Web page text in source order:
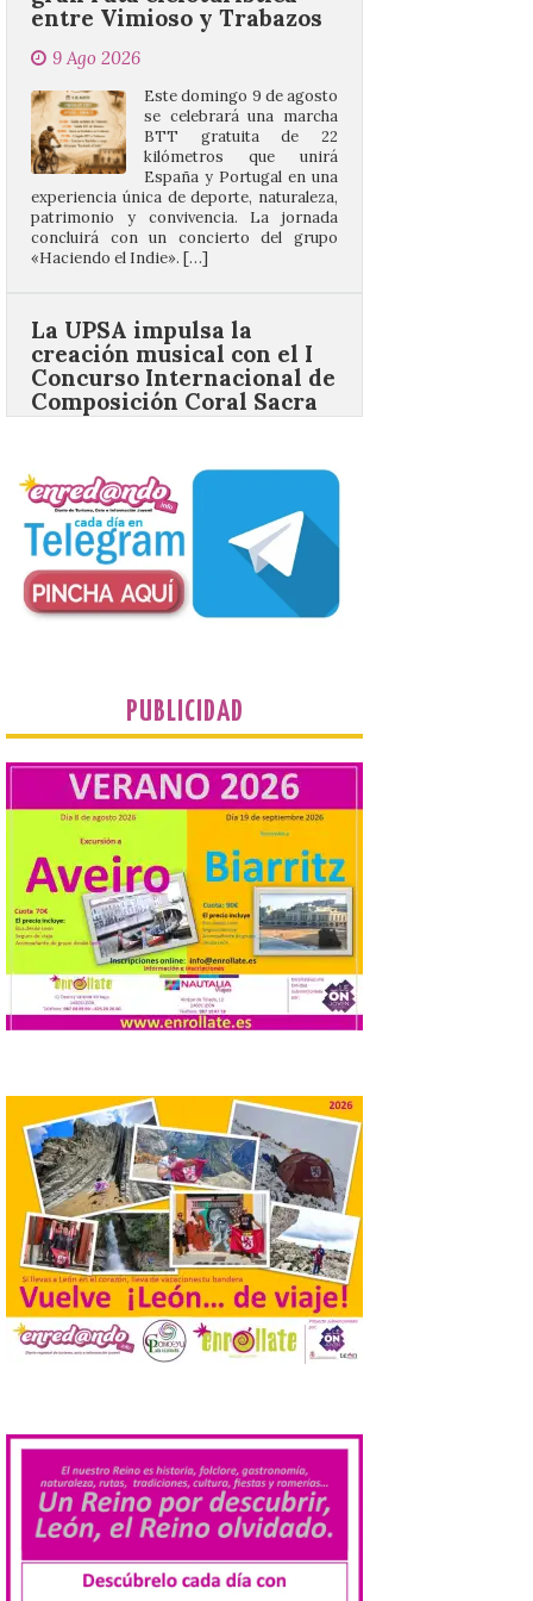
Este domingo 9 de agosto
kilómetros que unirá
España y Portugal en una
experiencia única de deporte, naturaleza,
patrimonio y convivencia. La jornada
concluirá con un concierto del grupo
«Haciendo el Indie». […]
La UPSA impulsa la
Composición Coral Sacra
8 Ago 2026
Este certamen,
Sacra de la Universidad
Pontificia de Salamanca
(UPSA), premiará composiciones
inéditas, destinadas a coro, con un
premio de 3.000 euros. Las candidaturas
podrán presentarse hasta el 30 de
noviembre. La Universidad, a […]
especializado y
profesional de bomberos
forestales en el País
Leonés
8 Ago 2026
Conceyu «se opone
frontalmente a quienes,
desde esta
“descomunidad”
antinatural, artificial e
híbrida de Castilla y León, niegan el
cambio climático y anteponen el fomento
de la tauromaquia a una prevención real
de los incendios. Conceyu Pais Llionés
Santander aconseja acudir
a pie o en transporte
público y evitar el
vehículo privado para el
eclipse
8 Ago 2026
El TUS cuenta con líneas
que llegan a la zona en
puntos como el faro de
Cabo Mayor, Cueto,
Corbanera o Ciriego y
a Ciriego. El Ayuntamiento de […]
Turismo de Extremadura
impulsa nuevas
iniciativas relacionadas
con el trío de eclipses para
PUBLICIDAD